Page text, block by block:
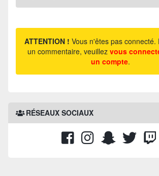
ATTENTION ! Vous n'êtes pas connecté.
un commentaire, veuillez vous
un compte.
RÉSEAUX SOCIAUX